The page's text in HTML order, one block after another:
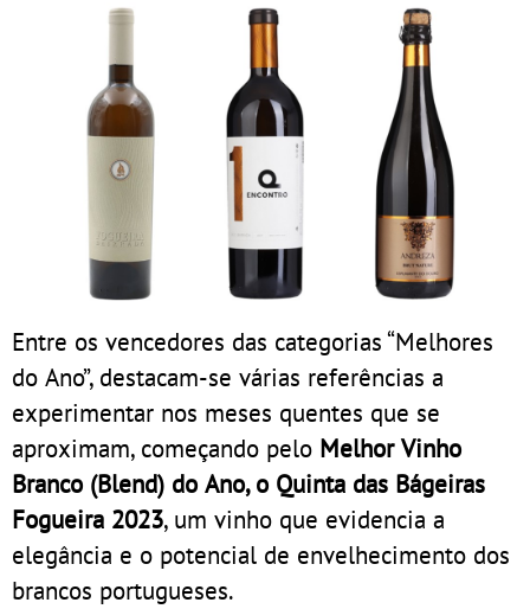
Entre os vencedores das categorias “Melhores
do Ano”, destacam-se várias referências a
experimentar nos meses quentes que se
aproximam, começando pelo Melhor Vinho
Branco (Blend) do Ano, o Quinta das Bágeiras
Fogueira 2023, um vinho que evidencia a
elegância e o potencial de envelhecimento dos
brancos portugueses.